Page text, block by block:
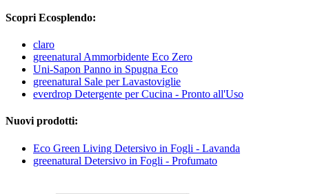
Scopri Ecosplendo:
claro
greenatural Ammorbidente Eco Zero
Uni-Sapon Panno in Spugna Eco
greenatural Sale per Lavastoviglie
everdrop Detergente per Cucina - Pronto all'Uso
Nuovi prodotti:
Eco Green Living Detersivo in Fogli - Lavanda
greenatural Detersivo in Fogli - Profumato